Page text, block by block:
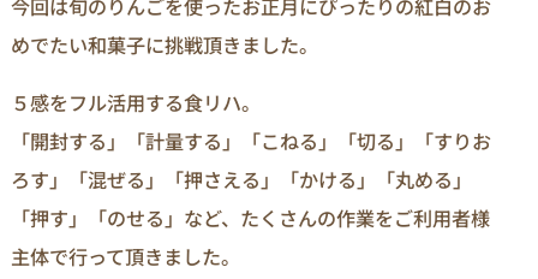
今回は旬のりんごを使ったお正月にぴったりの紅白のお
めでたい和菓子に挑戦頂きました。
５感をフル活用する食リハ。
「開封する」「計量する」「こねる」「切る」「すりお
ろす」「混ぜる」「押さえる」「かける」「丸める」
「押す」「のせる」など、たくさんの作業をご利用者様
主体で行って頂きました。